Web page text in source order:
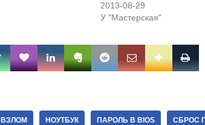
2013-08-29
У "Мастерская"
ВЗЛОМ НОУТБУК ПАРОЛЬ В BIOS СБРОС